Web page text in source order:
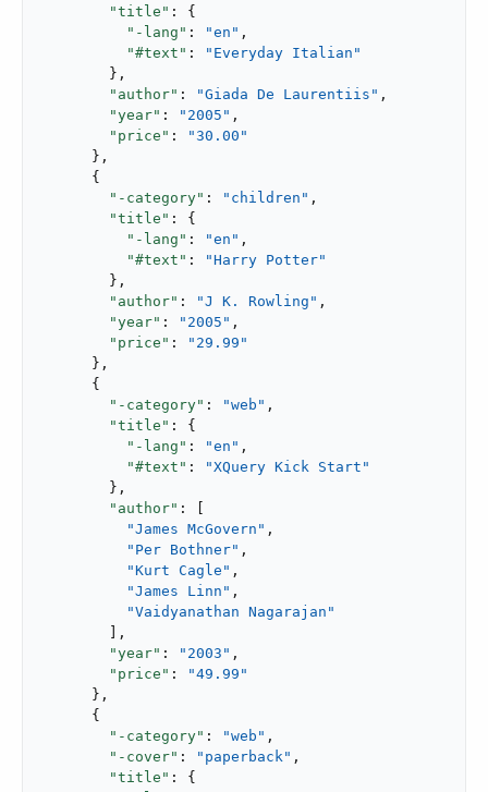
"title" : {
"-lang" : "en" ,
"#text" :
"Everyday Italian"
        },
"author" : "Giada De Laurentiis" ,
"year" : "2005" ,
"price" :
"30.00"
      },
      {
"-category" : "children" ,
"title" : {
"-lang" : "en" ,
"#text" :
"Harry Potter"
        },
"author" : "J K. Rowling" ,
"year" : "2005" ,
"price" :
"29.99"
      },
      {
"-category" : "web" ,
"title" : {
"-lang" : "en" ,
"#text" :
"XQuery Kick Start"
        },
"author" : [
"James McGovern" ,
"Per Bothner" ,
"Kurt Cagle" ,
"James Linn" ,
"Vaidyanathan Nagarajan"
        ],
"year" : "2003" ,
"price" :
"49.99"
      },
      {
"-category" : "web" ,
"-cover" : "paperback" ,
"title" : {